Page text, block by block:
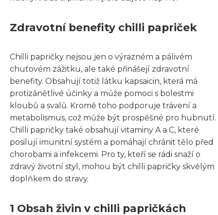
Zdravotní benefity chilli papriček
Chilli papričky nejsou jen o výrazném a pálivém
chuťovém zážitku, ale také přinášejí zdravotní
benefity. Obsahují totiž látku kapsaicin, která má
protizánětlivé účinky a může pomoci s bolestmi
kloubů a svalů. Kromě toho podporuje trávení a
metabolismus, což může být prospěšné pro hubnutí.
Chilli papričky také obsahují vitaminy A a C, které
posilují imunitní systém a pomáhají chránit tělo před
chorobami a infekcemi. Pro ty, kteří se rádi snaží o
zdravý životní styl, mohou být chilli papričky skvělým
doplňkem do stravy.
1 Obsah živin v chilli papričkách